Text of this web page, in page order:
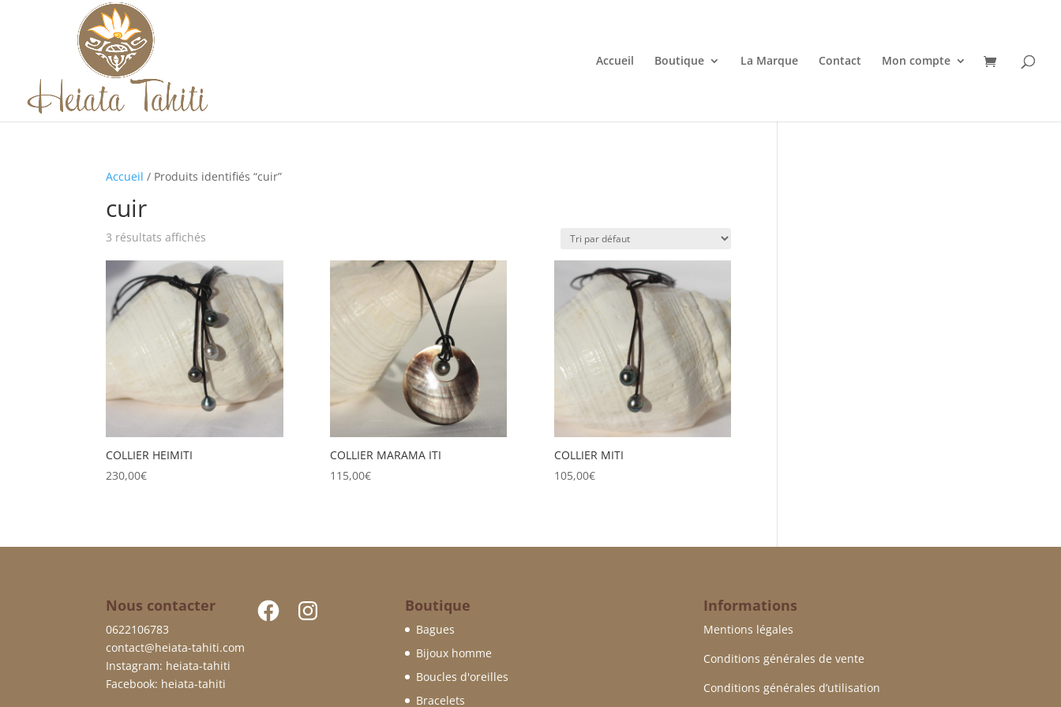
Accueil Boutique La Marque Contact Mon compte
Accueil / Produits identifiés “cuir”
cuir
3 résultats affichés
COLLIER HEIMITI
230,00€
COLLIER MARAMA ITI
115,00€
COLLIER MITI
105,00€
Nous contacter
0622106783
contact@heiata-tahiti.com
Instagram: heiata-tahiti
Facebook: heiata-tahiti
FacebookInstagram Boutique
Bagues
Bijoux homme
Boucles d'oreilles
Bracelets
Informations
Mentions légales
Conditions générales de vente
Conditions générales d’utilisation